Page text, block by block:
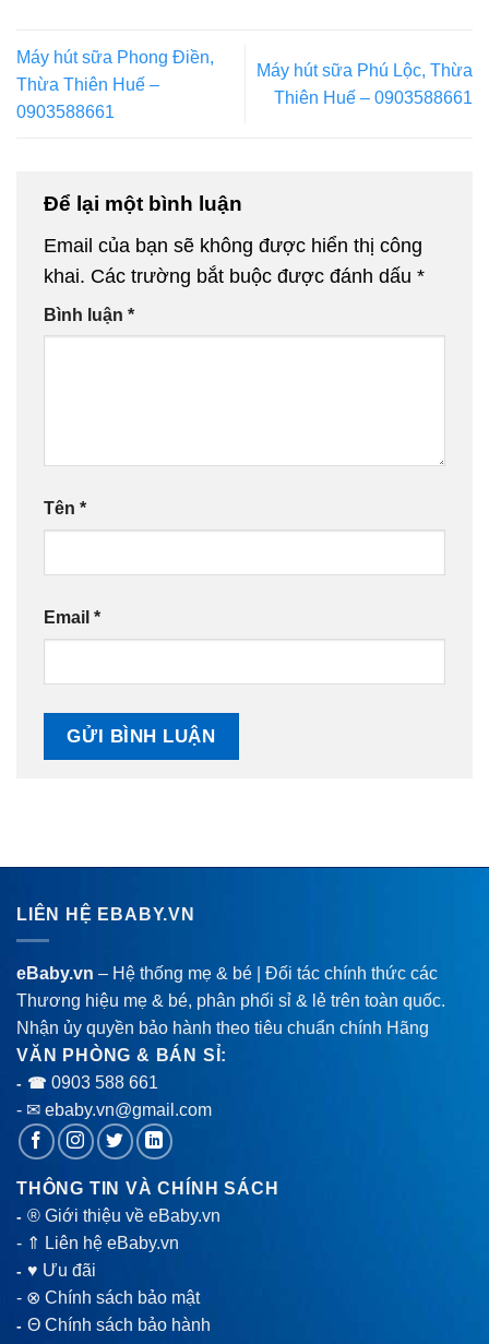
Máy hút sữa Phong Điền,
Thừa Thiên Huế –
0903588661
Máy hút sữa Phú Lộc, Thừa
Thiên Huế – 0903588661
Để lại một bình luận
Email của bạn sẽ không được hiển thị công
khai. Các trường bắt buộc được đánh dấu *
Bình luận *
Tên *
Email *
LIÊN HỆ EBABY.VN
eBaby.vn – Hệ thống mẹ & bé | Đối tác chính thức các
Thương hiệu mẹ & bé, phân phối sỉ & lẻ trên toàn quốc.
Nhận ủy quyền bảo hành theo tiêu chuẩn chính Hãng
VĂN PHÒNG & BÁN SỈ:
- ☎ 0903 588 661
- ✉ ebaby.vn@gmail.com
THÔNG TIN VÀ CHÍNH SÁCH
-® Giới thiệu về eBaby.vn
- ⇑ Liên hệ eBaby.vn
-♥ Ưu đãi
- ⊗ Chính sách bảo mật
-Θ Chính sách bảo hành